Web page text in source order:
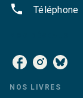
phone Téléphone
NOS LIVRES